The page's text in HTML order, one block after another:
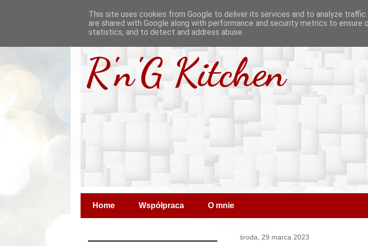
R'n'G Kitchen
Home Współpraca O mnie
środa, 29 marca 2023
This site uses cookies from Google to deliver its services and to analyze
are shared with Google along with performance and security metrics to ensure
statistics, and to detect and address abuse.